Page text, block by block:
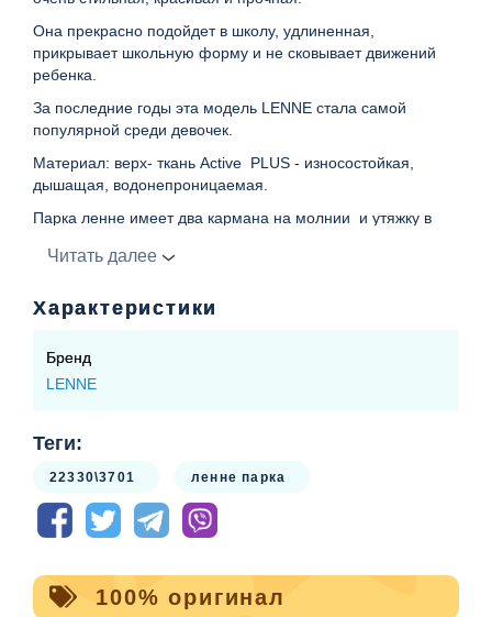
Она прекрасно подойдет в школу, удлиненная,
прикрывает школьную форму и не сковывает движений
ребенка.
За последние годы эта модель LENNE стала самой
популярной среди девочек.
Материал: верх- ткань Active PLUS - износостойкая,
дышащая, водонепроницаемая.
Парка ленне имеет два кармана на молнии и утяжку в
Воротник: стойка, внутренняя часть - велюр
подкладка - велюр
Застежка: молния прикрытая планкой с кнопками
Читать далее
Характеристики
Бренд
LENNE
Теги:
22330\3701 ленне парка
100% оригинал